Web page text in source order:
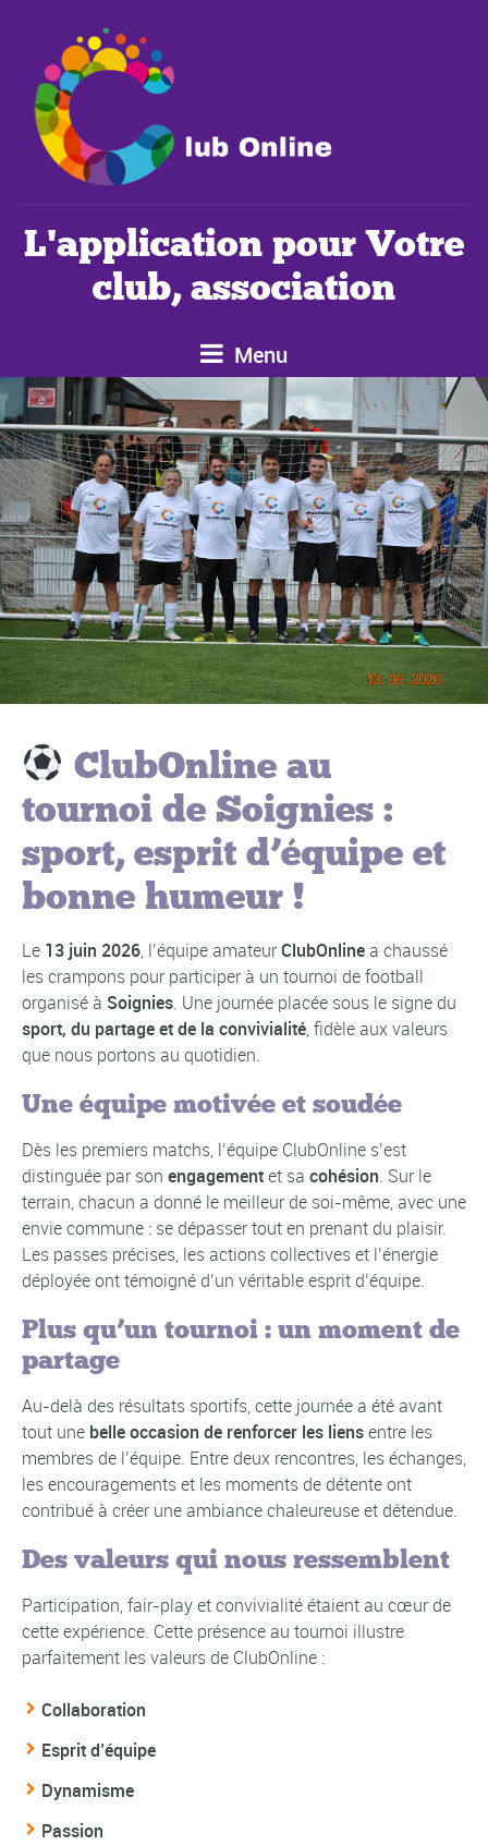
L'application pour Votre
club, association
Menu
ClubOnline au
tournoi de Soignies :
sport, esprit d’équipe et
bonne humeur !
Le 13 juin 2026, l’équipe amateurClubOnlinea chaussé
les crampons pour participer à un tournoi de football
organisé à Soignies. Une journée placée sous le signe du
sport, du partage et de la convivialité, fidèle aux valeurs
que nous portons au quotidien.
Une équipe motivée et soudée
Dès les premiers matchs, l’équipe ClubOnline s’est
distinguée par son engagementet sa cohésion. Sur le
terrain, chacun a donné le meilleur de soi-même, avec une
envie commune : se dépasser tout en prenant du plaisir.
Les passes précises, les actions collectives et l’énergie
déployée ont témoigné d’un véritable esprit d’équipe.
Plus qu’un tournoi : un moment de
partage
Au-delà des résultats sportifs, cette journée a été avant
tout une belle occasion de renforcer les liensentre les
membres de l’équipe. Entre deux rencontres, les échanges,
les encouragements et les moments de détente ont
contribué à créer une ambiance chaleureuse et détendue.
Des valeurs qui nous ressemblent
Participation, fair-play et convivialité étaient au cœur de
cette expérience. Cette présence au tournoi illustre
parfaitement les valeurs de ClubOnline :
Collaboration
Esprit d’équipe
Dynamisme
Passion